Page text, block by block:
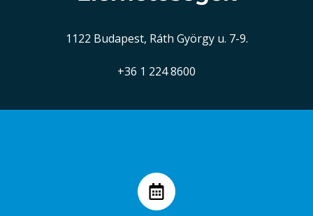
1122 Budapest, Ráth György u. 7-9.
+36 1 224 8600